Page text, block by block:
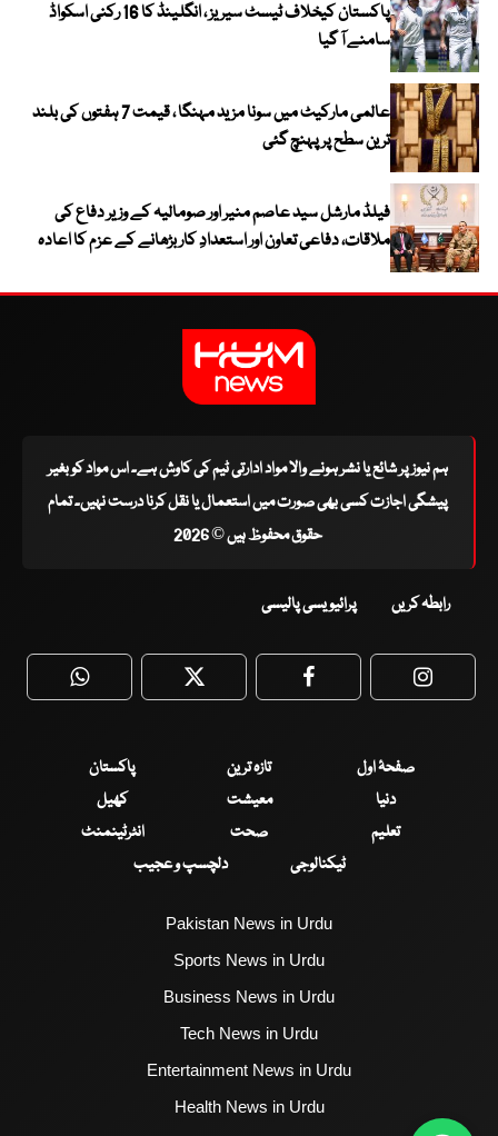
پاکستان کیخلاف ٹیسٹ سیریز ، انگلینڈ کا 16 رکنی اسکواڈ
سامنے آ گیا
عالمی مارکیٹ میں سونا مزید مہنگا ، قیمت 7 ہفتوں کی بلند
ترین سطح پر پہنچ گئی
فیلڈ مارشل سید عاصم منیر اور صومالیہ کے وزیر دفاع کی
ملاقات، دفاعی تعاون اور استعدادِ کار بڑھانے کے عزم کا اعادہ
ہم نیوز پر شائع یا نشر ہونے والا مواد ادارتی ٹیم کی کاوش ہے۔ اس مواد کو بغیر
پیشگی اجازت کسی بھی صورت میں استعمال یا نقل کرنا درست نہیں۔ تمام
حقوق محفوظ ہیں © 2026
رابطہ کریں پرائیویسی پالیسی
WhatsApp Twitter Facebook
صفحۂ اول تازہ ترین
پاکستان
دنیا
معیشت
کھیل
تعلیم
صحت
انٹرٹینمنٹ
ٹیکنالوجی
دلچسپ و عجیب
Pakistan News in Urdu
Sports News in Urdu
Business News in Urdu
Tech News in Urdu
Entertainment News in Urdu
Health News in Urdu